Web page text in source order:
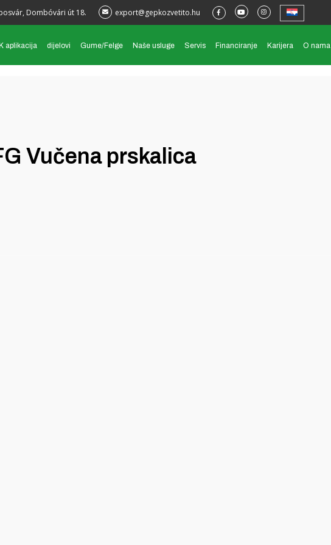
Dombóvári út 18. export@gepkozvetito.hu
aplikacija dijelovi Gume/Felge Naše usluge Servis Financiranje Karijera O nama
Vučena prskalica